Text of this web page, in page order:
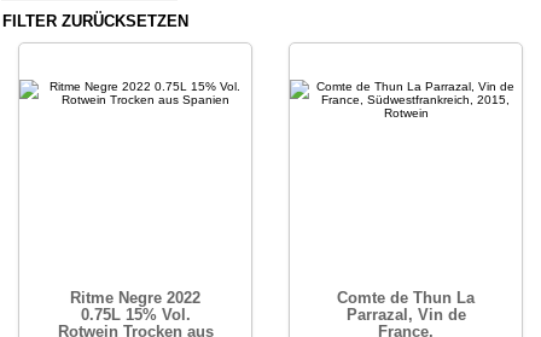
FILTER ZURÜCKSETZEN
Ritme Negre 2022
0.75L 15% Vol.
Rotwein Trocken aus
Comte de Thun La
Parrazal, Vin de
France,